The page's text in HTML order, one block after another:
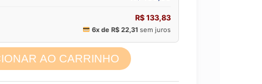
AO CARRINHO